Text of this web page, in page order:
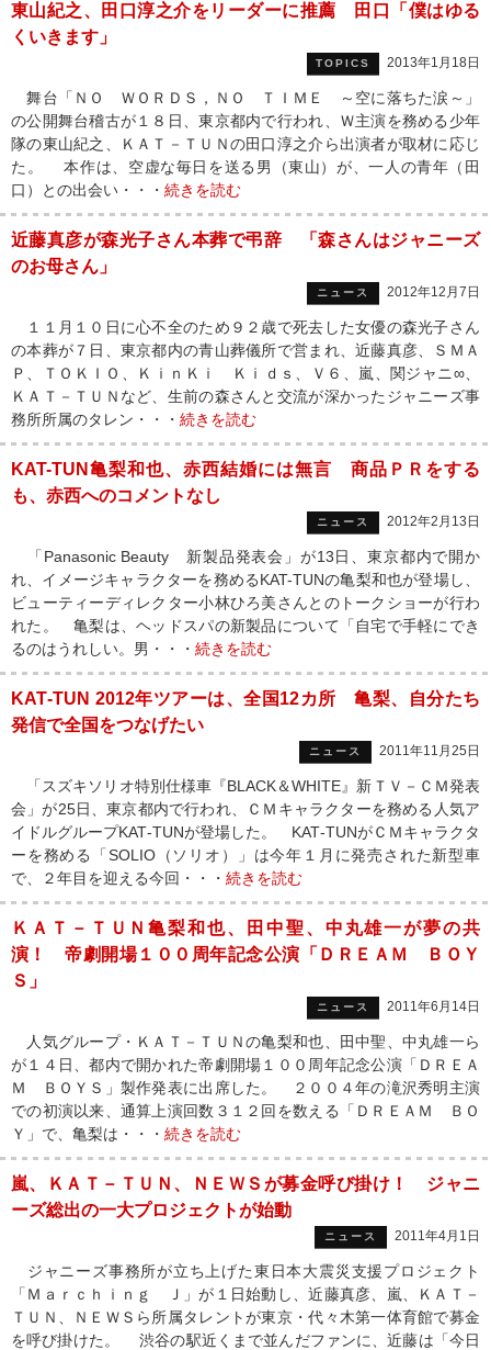
東山紀之、田口淳之介をリーダーに推薦 田口「僕はゆる
くいきます」
TOPICS 2013年1月18日
舞台「ＮＯ ＷＯＲＤＳ，ＮＯ ＴＩＭＥ ～空に落ちた涙～」
の公開舞台稽古が１８日、東京都内で行われ、Ｗ主演を務める少年
隊の東山紀之、ＫＡＴ－ＴＵＮの田口淳之介ら出演者が取材に応じ
た。 本作は、空虚な毎日を送る男（東山）が、一人の青年（田
口）との出会い・・・ 続きを読む
近藤真彦が森光子さん本葬で弔辞 「森さんはジャニーズ
のお母さん」
ニュース 2012年12月7日
１１月１０日に心不全のため９２歳で死去した女優の森光子さん
の本葬が７日、東京都内の青山葬儀所で営まれ、近藤真彦、ＳＭＡ
Ｐ、ＴＯＫＩＯ、ＫｉｎＫｉ Ｋｉｄｓ、Ｖ６、嵐、関ジャニ∞、
ＫＡＴ－ＴＵＮなど、生前の森さんと交流が深かったジャニーズ事
務所所属のタレン・・・ 続きを読む
KAT-TUN亀梨和也、赤西結婚には無言 商品ＰＲをする
も、赤西へのコメントなし
ニュース 2012年2月13日
「Panasonic Beauty 新製品発表会」が13日、東京都内で開か
れ、イメージキャラクターを務めるKAT-TUNの亀梨和也が登場し、
ビューティーディレクター小林ひろ美さんとのトークショーが行わ
れた。 亀梨は、ヘッドスパの新製品について「自宅で手軽にでき
るのはうれしい。男・・・ 続きを読む
KAT‐TUN 2012年ツアーは、全国12カ所 亀梨、自分たち
発信で全国をつなげたい
ニュース 2011年11月25日
「スズキソリオ特別仕様車『BLACK＆WHITE』新ＴＶ－ＣＭ発表
会」が25日、東京都内で行われ、ＣＭキャラクターを務める人気ア
イドルグループKAT‐TUNが登場した。 KAT‐TUNがＣＭキャラクタ
ーを務める「SOLIO（ソリオ）」は今年１月に発売された新型車
で、２年目を迎える今回・・・ 続きを読む
ＫＡＴ－ＴＵＮ亀梨和也、田中聖、中丸雄一が夢の共
演！ 帝劇開場１００周年記念公演「ＤＲＥＡＭ ＢＯＹ
Ｓ」
ニュース 2011年6月14日
人気グループ・ＫＡＴ－ＴＵＮの亀梨和也、田中聖、中丸雄一ら
が１４日、都内で開かれた帝劇開場１００周年記念公演「ＤＲＥＡ
Ｍ ＢＯＹＳ」製作発表に出席した。 ２００４年の滝沢秀明主演
での初演以来、通算上演回数３１２回を数える「ＤＲＥＡＭ ＢＯ
Ｙ」で、亀梨は・・・ 続きを読む
嵐、ＫＡＴ－ＴＵＮ、ＮＥＷＳが募金呼び掛け！ ジャニ
ーズ総出の一大プロジェクトが始動
ニュース 2011年4月1日
ジャニーズ事務所が立ち上げた東日本大震災支援プロジェクト
「Ｍａｒｃｈｉｎｇ Ｊ」が１日始動し、近藤真彦、嵐、ＫＡＴ－
ＴＵＮ、ＮＥＷＳら所属タレントが東京・代々木第一体育館で募金
を呼び掛けた。 渋谷の駅近くまで並んだファンに、近藤は「今日